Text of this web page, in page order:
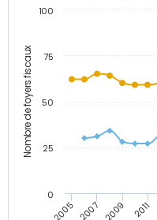
Nombre de foyers fiscaux
2005 2007 2009 2011
0
25
50
75
100